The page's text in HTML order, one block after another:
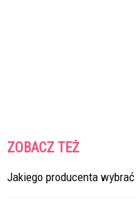
ZOBACZ TEŻ
Jakiego producenta